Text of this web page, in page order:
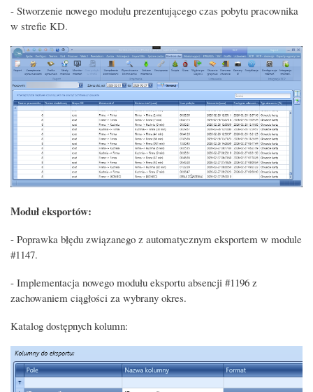
- Stworzenie nowego modułu prezentującego czas pobytu pracownika
w strefie KD.
Moduł eksportów:
- Poprawka błędu związanego z automatycznym eksportem w module
#1147.
- Implementacja nowego modułu eksportu absencji #1196 z
zachowaniem ciągłości za wybrany okres.
Katalog dostępnych kolumn: